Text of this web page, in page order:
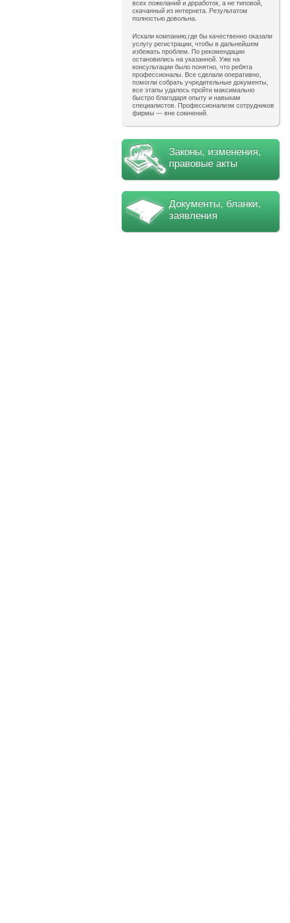
всех пожеланий и доработок, а не типовой,
скачанный из интернета. Результатом
полностью довольна.
Искали компанию,где бы качественно оказали
услугу регистрации, чтобы в дальнейшем
избежать проблем. По рекомендации
остановились на указанной. Уже на
консультации было понятно, что ребята
профессионалы. Все сделали оперативно,
помогли собрать учредительные документы,
все этапы удалось пройти максимально
быстро благодаря опыту и навыкам
специалистов. Профессионализм сотрудников
фирмы — вне сомнений.
Законы, изменения,
правовые акты
Документы, бланки,
заявления